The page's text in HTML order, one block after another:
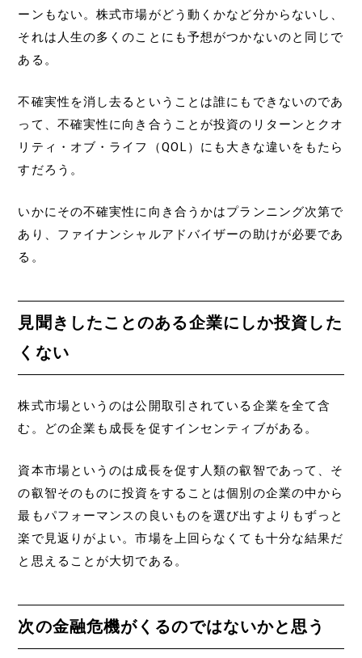
ーンもない。株式市場がどう動くかなど分からないし、
それは人生の多くのことにも予想がつかないのと同じで
ある。
不確実性を消し去るということは誰にもできないのであ
って、不確実性に向き合うことが投資のリターンとクオ
リティ・オブ・ライフ（QOL）にも大きな違いをもたら
すだろう。
いかにその不確実性に向き合うかはプランニング次第で
あり、ファイナンシャルアドバイザーの助けが必要であ
る。
見聞きしたことのある企業にしか投資した
くない
株式市場というのは公開取引されている企業を全て含
む。どの企業も成長を促すインセンティブがある。
資本市場というのは成長を促す人類の叡智であって、そ
の叡智そのものに投資をすることは個別の企業の中から
最もパフォーマンスの良いものを選び出すよりもずっと
楽で見返りがよい。市場を上回らなくても十分な結果だ
と思えることが大切である。
次の金融危機がくるのではないかと思う